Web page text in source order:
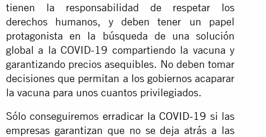
tienen la responsabilidad de respetar los
derechos humanos, y deben tener un papel
protagonista en la búsqueda de una solución
global a la COVID-19 compartiendo la vacuna y
garantizando precios asequibles. No deben tomar
decisiones que permitan a los gobiernos acaparar
la vacuna para unos cuantos privilegiados.
Sólo conseguiremos erradicar la COVID-19 si las
empresas garantizan que no se deja atrás a las